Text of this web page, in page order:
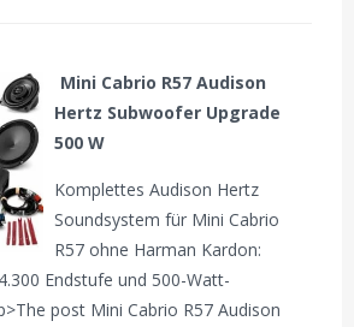
Mini Cabrio R57 Audison
Hertz Subwoofer Upgrade
500 W
Komplettes Audison Hertz
Soundsystem für Mini Cabrio
R57 ohne Harman Kardon:
Endstufe und 500-Watt-
post Mini Cabrio R57 Audison